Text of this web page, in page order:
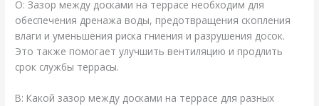
О: Зазор между досками на террасе необходим для
обеспечения дренажа воды, предотвращения скопления
влаги и уменьшения риска гниения и разрушения досок.
Это также помогает улучшить вентиляцию и продлить
срок службы террасы.
В: Какой зазор между досками на террасе для разных